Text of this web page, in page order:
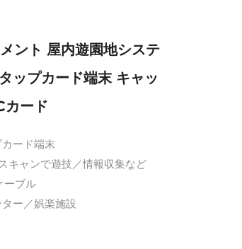
ント 屋内遊園地システ
ップカード端末 キャッ
カード
ード端末
キャンで遊技／情報収集など
ーブル
ー／娯楽施設